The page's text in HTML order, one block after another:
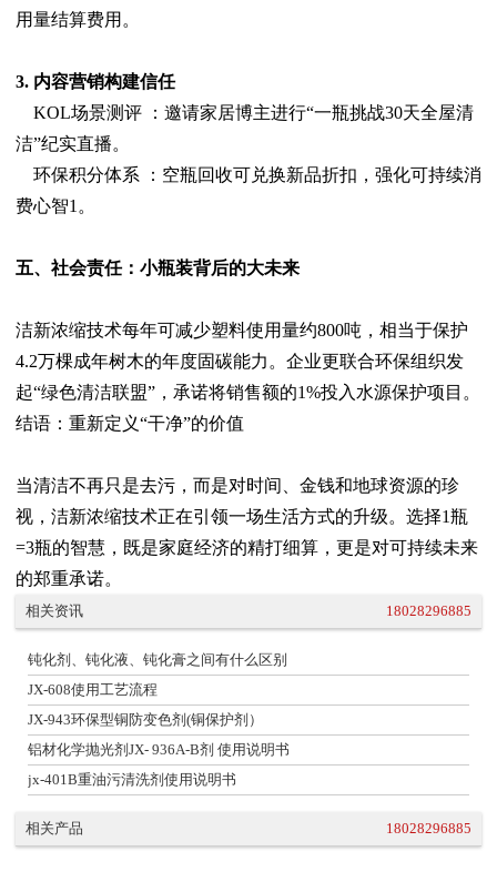
用量结算费用。
3. 内容营销构建信任
KOL场景测评 ：邀请家居博主进行“一瓶挑战30天全屋清
洁”纪实直播。
环保积分体系 ：空瓶回收可兑换新品折扣，强化可持续消
费心智1。
五、社会责任：小瓶装背后的大未来
洁新浓缩技术每年可减少塑料使用量约800吨，相当于保护
4.2万棵成年树木的年度固碳能力。企业更联合环保组织发
起“绿色清洁联盟”，承诺将销售额的1%投入水源保护项目。
结语：重新定义“干净”的价值
当清洁不再只是去污，而是对时间、金钱和地球资源的珍
视，洁新浓缩技术正在引领一场生活方式的升级。选择1瓶
=3瓶的智慧，既是家庭经济的精打细算，更是对可持续未来
的郑重承诺。
相关资讯 18028296885
钝化剂、钝化液、钝化膏之间有什么区别
JX-608使用工艺流程
JX-943环保型铜防变色剂(铜保护剂）
铝材化学抛光剂JX- 936A-B剂 使用说明书
jx-401B重油污清洗剂使用说明书
相关产品 18028296885